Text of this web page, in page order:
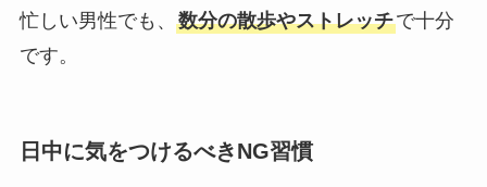
忙しい男性でも、 数分の散歩やストレッチで十分
です。
日中に気をつけるべきNG習慣